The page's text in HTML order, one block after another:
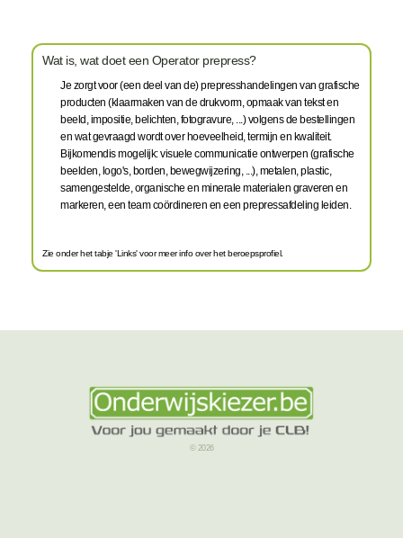
Wat is, wat doet een Operator prepress?
Je zorgt voor (een deel van de) prepresshandelingen van grafische
producten (klaarmaken van de drukvorm, opmaak van tekst en
beeld, impositie, belichten, fotogravure, ...) volgens de bestellingen
en wat gevraagd wordt over hoeveelheid, termijn en kwaliteit.
Bijkomendis mogelijk: visuele communicatie ontwerpen (grafische
beelden, logo's, borden, bewegwijzering, ...), metalen, plastic,
samengestelde, organische en minerale materialen graveren en
markeren, een team coördineren en een prepressafdeling leiden.
Zie onder het tabje 'Links' voor meer info over het beroepsprofiel.
© 2026